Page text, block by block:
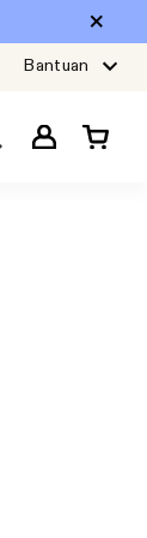
Bantuan
Explore JBL